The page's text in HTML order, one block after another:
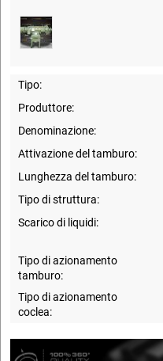
Tipo:
Produttore:
Denominazione:
Attivazione del tamburo:
Lunghezza del tamburo:
Tipo di struttura:
Scarico di liquidi:
Tipo di azionamento
tamburo:
Tipo di azionamento
coclea: